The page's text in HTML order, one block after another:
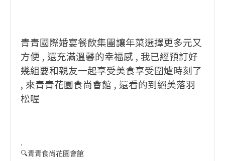
青青國際婚宴餐飲集團讓年菜選擇更多元又
方便 , 還充滿溫馨的幸福感 , 我已經預訂好
幾組要和親友一起享受美食享受圍爐時刻了
, 來青青花園食尚會館 , 還看的到絕美落羽
松喔
.
🔍青青食尚花園會館